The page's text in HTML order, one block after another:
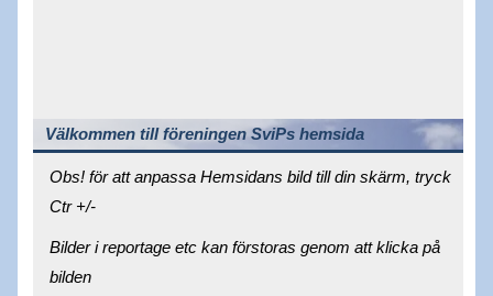
Välkommen till föreningen SviPs hemsida
Obs! för att anpassa Hemsidans bild till din skärm, tryck
Ctr +/-
Bilder i reportage etc kan förstoras genom att klicka på
bilden